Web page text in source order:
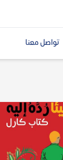
تواصل معنا